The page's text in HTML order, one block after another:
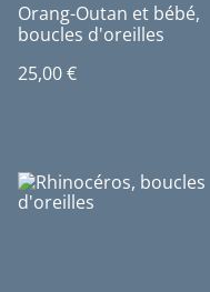
Orang-Outan et bébé,
boucles d'oreilles
25,00 €